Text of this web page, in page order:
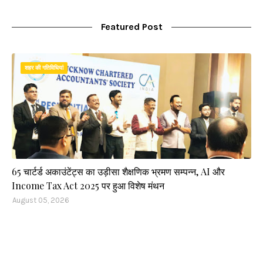
Featured Post
शहर की गतिविधियां
65 चार्टर्ड अकाउंटेंट्स का उड़ीसा शैक्षणिक भ्रमण सम्पन्न, AI और
Income Tax Act 2025 पर हुआ विशेष मंथन
August 05, 2026